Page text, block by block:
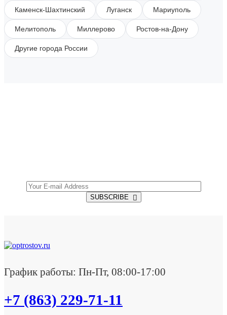
Каменск-Шахтинский Луганск Мариуполь
Мелитополь Миллерово Ростов-на-Дону
Другие города России
SUBSCRIBE
График работы: Пн-Пт, 08:00-17:00
+7 (863) 229-71-11